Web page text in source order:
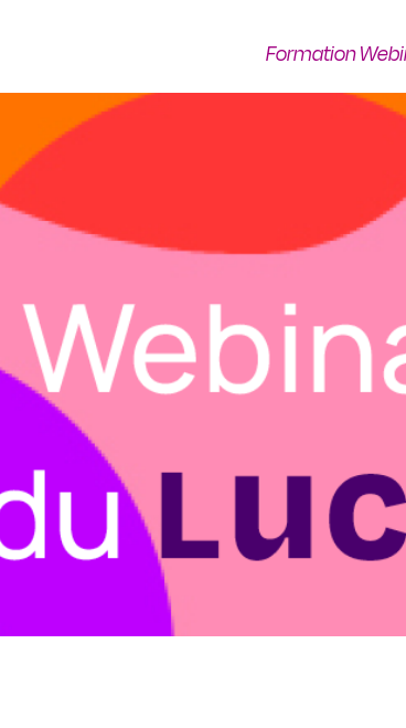
Formation